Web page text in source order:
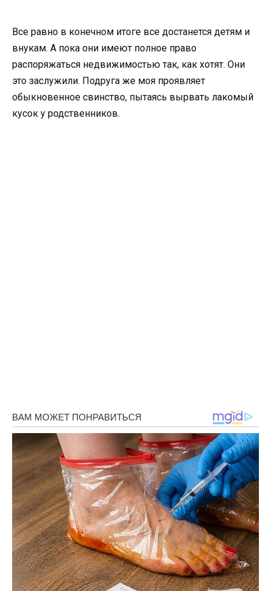
Все равно в конечном итоге все достанется детям и
внукам. А пока они имеют полное право
распоряжаться недвижимостью так, как хотят. Они
это заслужили. Подруга же моя проявляет
обыкновенное свинство, пытаясь вырвать лакомый
кусок у родственников.